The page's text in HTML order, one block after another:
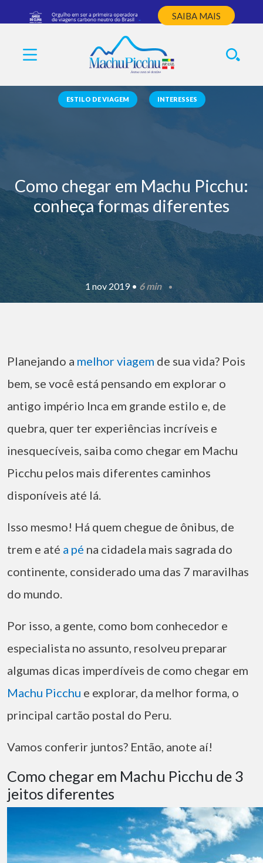
SAIBA MAIS
ESTILO DE VIAGEM INTERESSES
Como chegar em Machu Picchu:
conheça formas diferentes
1 nov 2019 • 6 min
Planejando a melhor viagem de sua vida? Pois
bem, se você está pensando em explorar o
antigo império Inca em grande estilo e, de
quebra, quer ter experiências incríveis e
inesquecíveis, saiba como chegar em Machu
Picchu pelos mais diferentes caminhos
disponíveis até lá.
Isso mesmo! Há quem chegue de ônibus, de
trem e até a pé na cidadela mais sagrada do
continente, considerado uma das 7 maravilhas
do mundo.
Por isso, a gente, como bom conhecedor e
especialista no assunto, resolveu preparar
algumas dicas imperdíveis de como chegar em
Machu Picchu e explorar, da melhor forma, o
principal cartão postal do Peru.
Vamos conferir juntos? Então, anote aí!
Como chegar em Machu Picchu de 3
jeitos diferentes